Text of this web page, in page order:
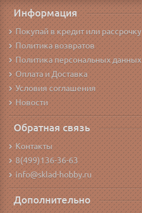
Информация
Покупай в кредит или рассрочку
Политика возвратов
Политика персональных данных
Оплата и Доставка
Условия соглашения
Новости
Обратная связь
Контакты
8(499)136-36-63
info@sklad-hobby.ru
Дополнительно